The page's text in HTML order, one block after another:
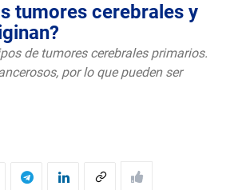
tumores cerebrales y
de tumores cerebrales primarios.
por lo que pueden ser